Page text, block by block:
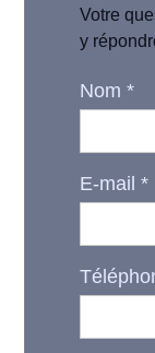
Votre
y
Nom*
E-mail*